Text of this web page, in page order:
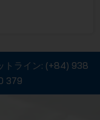
トライン: (+84) 938
379